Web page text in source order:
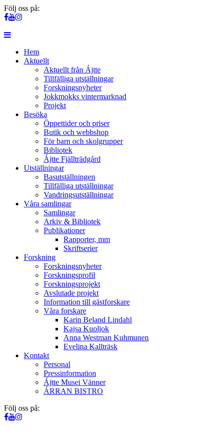
Följ oss på:
Hem
Aktuellt
Aktuellt från Ájtte
Tillfälliga utställningar
Forskningsnyheter
Jokkmokks vintermarknad
Projekt
Besöka
Öppettider och priser
Butik och webbshop
För barn och skolgrupper
Bibliotek
Ájtte Fjällträdgård
Utställningar
Basutställningen
Tillfälliga utställningar
Vandringsutställningar
Våra samlingar
Samlingar
Arkiv & Bibliotek
Publikationer
Rapporter, mm
Skriftserier
Forskning
Forskningsnyheter
Forskningsprofil
Forskningsprojekt
Avslutade projekt
Information till gästforskare
Våra forskare
Karin Beland Lindahl
Kajsa Kuoljok
Anna Westman Kuhmunen
Evelina Kallträsk
Kontakt
Personal
Pressinformation
Ájtte Musei Vänner
ÁRRAN BISTRO
Följ oss på: